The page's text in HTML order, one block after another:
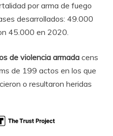
por arma de fuego
desarrollados: 49.000
45.000 en 2020.
de violencia armadacens
de 199 actos en los que
o resultaron heridas